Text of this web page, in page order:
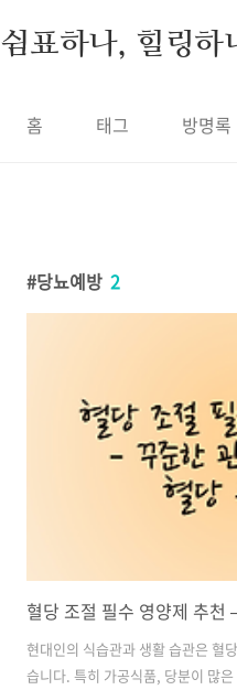
쉼표하나, 힐링하
홈 태그 방명록
당뇨예방 2
현대인의 식습관과 생활 습관은 혈
습니다. 특히 가공식품, 당분이 많